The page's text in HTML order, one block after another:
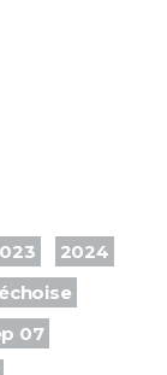
2024
07